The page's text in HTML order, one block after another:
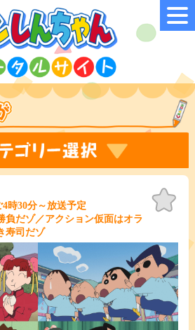
時30分～放送予定
負だゾ／アクション仮面はオラ
寿司だゾ
お気
に入